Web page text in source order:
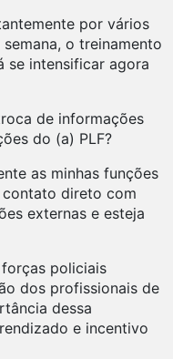
por vários
o treinamento
se intensificar agora
de informações
do (a) PLF?
as minhas funções
contato direto com
externas e esteja
policiais
dos profissionais de
dessa
e incentivo